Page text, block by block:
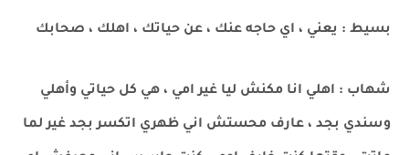
بسيط : يعني ، اي حاجه عنك ، عن حياتك ، اهلك ، صحابك
شهاب : اهلي انا مكنش ليا غير امي ، هي كل حياتي وأهلي
وسندي بجد ، عارف محستش اني ظهري اتكسر بجد غير لما